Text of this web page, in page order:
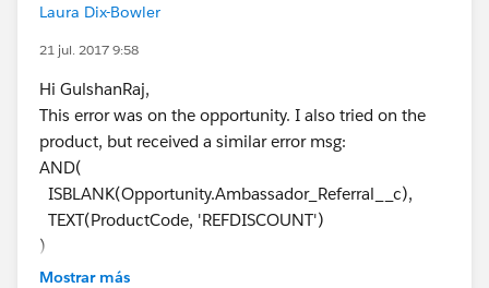
Laura Dix-Bowler
21 jul. 2017 9:58
Hi GulshanRaj,
This error was on the opportunity. I also tried on the
product, but received a similar error msg:
AND(
ISBLANK(Opportunity.Ambassador_Referral__c),
TEXT(ProductCode, 'REFDISCOUNT')
)
Error: Field Opportunity does not exist. Check spelling.
Mostrar más